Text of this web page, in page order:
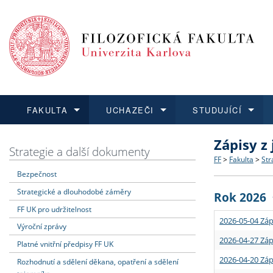
FAKULTA
Dozvědět se více
Struktura
Strategie
Podpora
UCHAZEČI
Podat přihlášku
Co
Učitelské
STUDUJÍCÍ
Dozvědět se více
Rigorózní
Dozvědět se více
O vědě a
Granty a
Dozvědět se více
Aktuální
Strategie a další dokumenty
Bezpečnost
Strategické a dlouhodobé záměry
FF UK pro udržitelnost
Výroční zprávy
Platné vnitřní předpisy FF UK
Rozhodnutí a sdělení děkana, opatření a sdělení
Zápisy
FF > Fakulta >
Rok 2026
2026-05-04
2026-04-27
2026-04-20